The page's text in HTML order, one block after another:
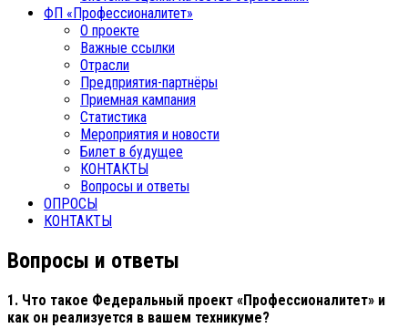
ФП «Профессионалитет»
О проекте
Важные ссылки
Отрасли
Предприятия-партнёры
Приемная кампания
Статистика
Мероприятия и новости
Билет в будущее
КОНТАКТЫ
Вопросы и ответы
ОПРОСЫ
КОНТАКТЫ
Вопросы и ответы
1. Что такое Федеральный проект «Профессионалитет» и
как он реализуется в вашем техникуме?